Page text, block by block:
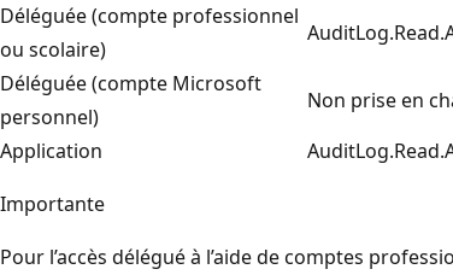
Déléguée (compte professionnel
ou scolaire)
Déléguée (compte Microsoft
personnel)
Non prise en
Application
Importante
Pour l’accès délégué à l’aide de comptes